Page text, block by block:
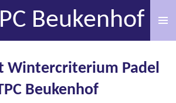
Beukenhof
Wintercriterium Padel
Beukenhof